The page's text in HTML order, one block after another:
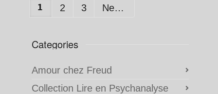
1 2 3 Next
Categories
Amour chez Freud
Collection Lire en Psychanalyse